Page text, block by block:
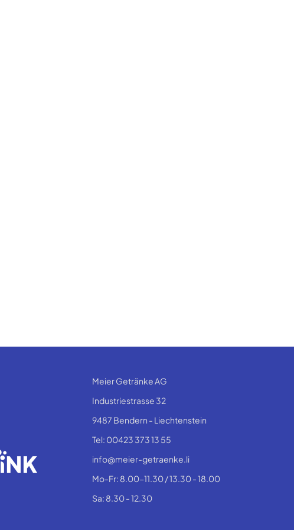
Meier Getränke AG
Industriestrasse 32
9487 Bendern - Liechtenstein
Tel: 00423 373 13 55
info@meier-getraenke.li
Mo-Fr: 8.00-11.30 / 13.30 - 18.00
Sa: 8.30 - 12.30